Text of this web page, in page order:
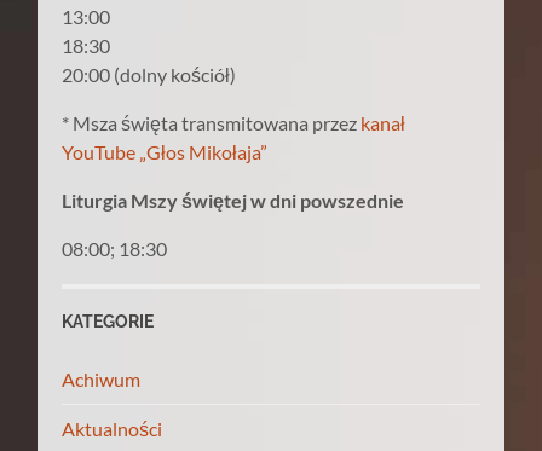
13:00
18:30
20:00 (dolny kościół)
* Msza święta transmitowana przez kanał
YouTube „Głos Mikołaja”
Liturgia Mszy świętej w dni powszednie
08:00; 18:30
KATEGORIE
Achiwum
Aktualności